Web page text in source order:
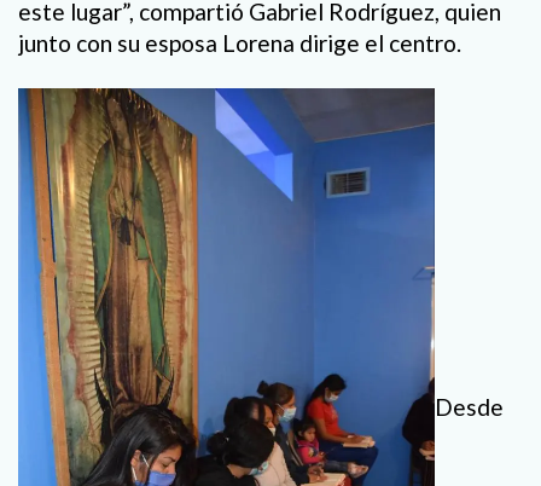
este lugar”, compartió Gabriel Rodríguez, quien
junto con su esposa Lorena dirige el centro.
Desde